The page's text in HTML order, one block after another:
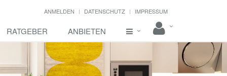
ANMELDEN DATENSCHUTZ IMPRESSUM
RATGEBER ANBIETEN